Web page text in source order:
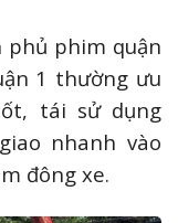
phủ phim quận
1 thường ưu
tái sử dụng
nhanh vào
đông xe.